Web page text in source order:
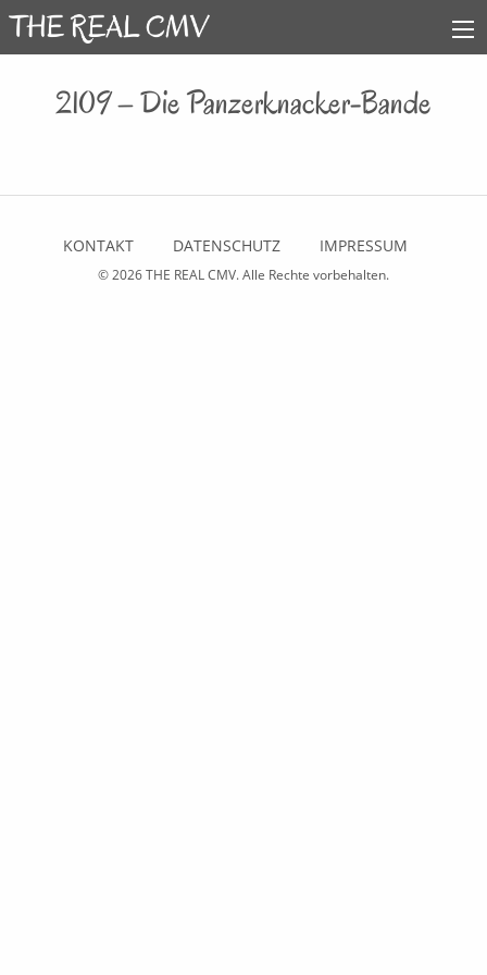
2109 – Die Panzerknacker-Bande
KONTAKT DATENSCHUTZ IMPRESSUM
© 2026THE REAL CMV. Alle Rechte vorbehalten.